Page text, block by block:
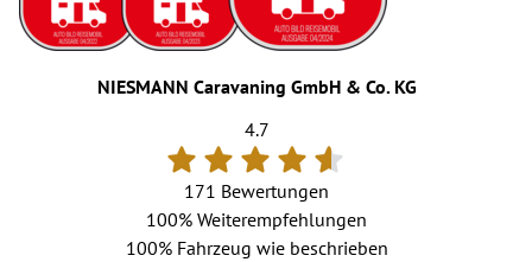
NIESMANN Caravaning GmbH & Co. KG
4.7
171 Bewertungen
100% Weiterempfehlungen
100%Fahrzeug wie beschrieben